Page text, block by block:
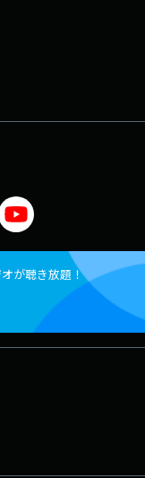
が聴き放題！